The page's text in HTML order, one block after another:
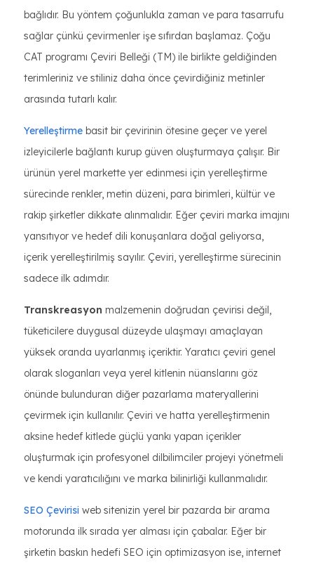
bağlıdır. Bu yöntem çoğunlukla zaman ve para tasarrufu
sağlar çünkü çevirmenler işe sıfırdan başlamaz. Çoğu
CAT programı Çeviri Belleği (TM) ile birlikte geldiğinden
terimleriniz ve stiliniz daha önce çevirdiğiniz metinler
arasında tutarlı kalır.
Yerelleştirme basit bir çevirinin ötesine geçer ve yerel
izleyicilerle bağlantı kurup güven oluşturmaya çalışır. Bir
ürünün yerel markette yer edinmesi için yerelleştirme
sürecinde renkler, metin düzeni, para birimleri, kültür ve
rakip şirketler dikkate alınmalıdır. Eğer çeviri marka imajını
yansıtıyor ve hedef dili konuşanlara doğal geliyorsa,
içerik yerelleştirilmiş sayılır. Çeviri, yerelleştirme sürecinin
sadece ilk adımdır.
Transkreasyon malzemenin doğrudan çevirisi değil,
tüketicilere duygusal düzeyde ulaşmayı amaçlayan
yüksek oranda uyarlanmış içeriktir. Yaratıcı çeviri genel
olarak sloganları veya yerel kitlenin nüanslarını göz
önünde bulunduran diğer pazarlama materyallerini
çevirmek için kullanılır. Çeviri ve hatta yerelleştirmenin
aksine hedef kitlede güçlü yankı yapan içerikler
oluşturmak için profesyonel dilbilimciler projeyi yönetmeli
ve kendi yaratıcılığını ve marka bilinirliği kullanmalıdır.
SEO Çevirisi web sitenizin yerel bir pazarda bir arama
motorunda ilk sırada yer alması için çabalar. Eğer bir
şirketin baskın hedefi SEO için optimizasyon ise, internet